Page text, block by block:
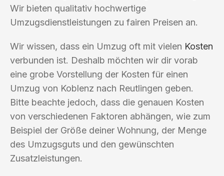
Wir bieten qualitativ hochwertige
Umzugsdienstleistungen zu fairen Preisen an.
Wir wissen, dass ein Umzug oft mit vielen Kosten
verbunden ist. Deshalb möchten wir dir vorab
eine grobe Vorstellung der Kosten für einen
Umzug von Koblenz nach Reutlingen geben.
Bitte beachte jedoch, dass die genauen Kosten
von verschiedenen Faktoren abhängen, wie zum
Beispiel der Größe deiner Wohnung, der Menge
des Umzugsguts und den gewünschten
Zusatzleistungen.